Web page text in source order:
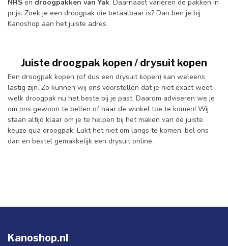
NRS en droogpakken van Yak. Daarnaast variëren de pakken in
prijs. Zoek je een droogpak die betaalbaar is? Dan ben je bij
Kanoshop aan het juiste adres.
Juiste droogpak kopen / drysuit kopen
Een droogpak kopen (of dus een drysuit kopen) kan weleens
lastig zijn. Zo kunnen wij ons voorstellen dat je niet exact weet
welk droogpak nu het beste bij je past. Daarom adviseren we je
om ons gewoon te bellen of naar de winkel toe te komen! Wij
staan altijd klaar om je te helpen bij het maken van de juiste
keuze qua droogpak. Lukt het niet om langs te komen, bel ons
dan en bestel gemakkelijk een drysuit online.
Kanoshop.nl